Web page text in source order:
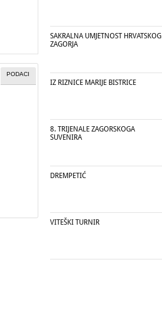
PODACI
SAKRALNA UMJETNOST HRVATSKOG
ZAGORJA
IZ RIZNICE MARIJE BISTRICE
8. TRIJENALE ZAGORSKOGA
SUVENIRA
DREMPETIĆ
VITEŠKI TURNIR